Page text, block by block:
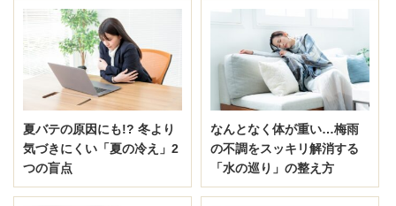
夏バテの原因にも!? 冬より
気づきにくい「夏の冷え」2
つの盲点
なんとなく体が重い…梅雨
の不調をスッキリ解消する
「水の巡り」の整え方